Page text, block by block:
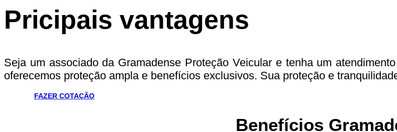
Pricipais vantagens
Seja um associado da Gramadense Proteção Veicular e tenha um
oferecemos proteção ampla e benefícios exclusivos. Sua proteção e
FAZER COTAÇÃO
Benefícios